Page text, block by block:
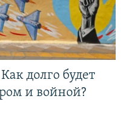
долго будет
и войной?